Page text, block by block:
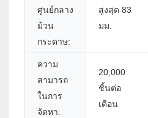
ศูนย์กลาง
ม้วน
กระดาษ:
สูงสุด 83
มม.
ความ
สามารถ
ในการ
จัดหา:
20,000
ชิ้นต่อ
เดือน